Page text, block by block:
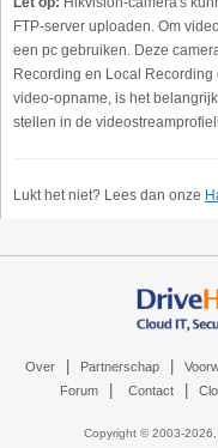
FTP-server uploaden. Om
een pc gebruiken. Deze
Recording en Local Recording
video-opname, is het
stellen in de
Lukt het niet? Lees dan onze
Over | Partnerschap |
Forum | Contact |
Copyright © 2003-2026,